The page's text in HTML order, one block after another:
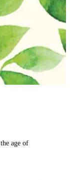
age of